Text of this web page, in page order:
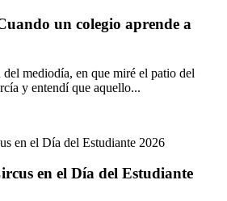
un colegio aprende a
mediodía, en que miré el patio del
y entendí que aquello...
en el Día del Estudiante